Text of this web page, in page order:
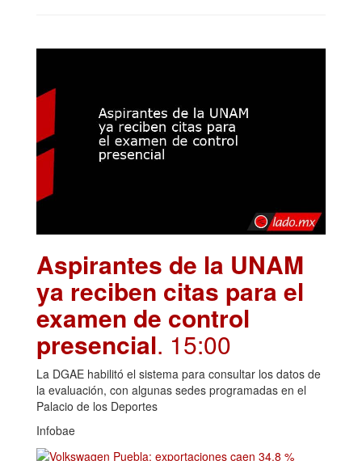
Aspirantes de la UNAM
ya reciben citas para el
examen de control
presencial. 15:00
La DGAE habilitó el sistema para consultar los datos de
la evaluación, con algunas sedes programadas en el
Palacio de los Deportes
Infobae